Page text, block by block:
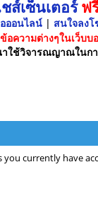
ส์เซ็นเตอร์ฟ
ออนไลน์ | สนใจลง
ความต่างๆในเว็บบ
าใช้วิจารณญาณในก
currently have